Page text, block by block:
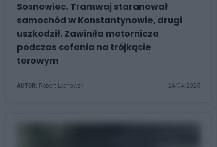
Sosnowiec. Tramwaj staranował
samochód w Konstantynowie, drugi
uszkodził. Zawiniła motornicza
podczas cofania na trójkącie
torowym
AUTOR: Robert Lechowski 24/04/2025